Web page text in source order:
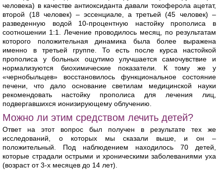
человека) в качестве антиоксиданта давали токоферола ацетат,
второй (18 человек) – эссенциале, а третьей (45 человек) –
разведенную водой 10-процентную настойку прополиса в
соотношении 1:1. Лечение проводилось месяц, по результатам
которого положительная динамика была более выражена
именно в третьей группе. То есть после курса настойкой
прополиса у больных ощутимо улучшается самочувствие и
нормализуются биохимические показатели. К тому же у
«чернобыльцев» восстановилось функциональное состояние
печени, что дало основание светилам медицинской науки
рекомендовать настойку прополиса для лечения лиц,
подвергавшихся ионизирующему облучению.
Можно ли этим средством лечить детей?
Ответ на этот вопрос был получен в результате тех же
исследований, о которых мы сказали выше, и он –
положительный. Под наблюдением находилось 70 детей,
которые страдали острыми и хроническими заболеваниями уха
(возраст от 3-х месяцев до 14 лет).